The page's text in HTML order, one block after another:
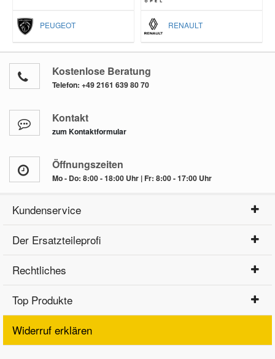
PEUGEOT RENAULT
Kostenlose Beratung
Telefon: +49 2161 639 80 70
Kontakt
zum Kontaktformular
Öffnungszeiten
Mo - Do: 8:00 - 18:00 Uhr | Fr: 8:00 - 17:00 Uhr
Kundenservice
Der Ersatzteileprofi
Rechtliches
Top Produkte
Widerruf erklären